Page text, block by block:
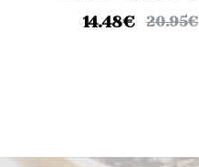
14.48€ 20.95€